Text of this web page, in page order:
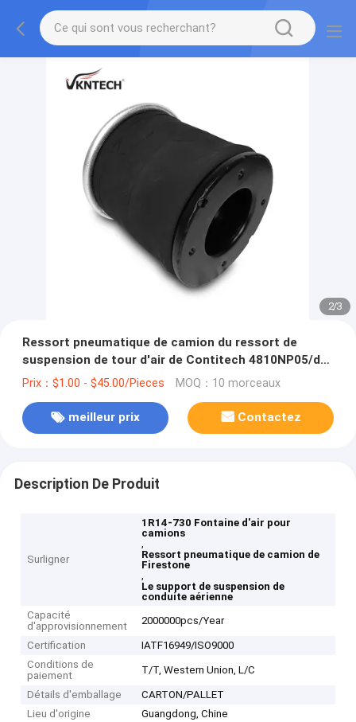
2/3
Ressort pneumatique de camion du ressort de
suspension de tour d'air de Contitech 4810NP05/de
ballon à air 1R14-730 Firestone W01-M58-6338
Prix：$1.00 - $45.00/Pieces MOQ：10 morceaux
meilleur prix Contactez
Description De Produit
Surligner
1R14-730 Fontaine d'air pour
camions
,
Ressort pneumatique de camion de
Firestone
,
Le support de suspension de
conduite aérienne
Capacité
d'approvisionnement
2000000pcs/Year
Certification
IATF16949/ISO9000
Conditions de
paiement
T/T, Western Union, L/C
Détails d'emballage
CARTON/PALLET
Lieu d'origine
Guangdong, Chine